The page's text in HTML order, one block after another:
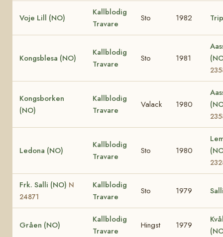
Voje Lill (NO)
Kallblodig
Travare
Sto 1982
Kongsblesa (NO)
Kallblodig
Travare
Sto 1981
Kongsborken
(NO)
Kallblodig
Travare
Valack 1980
Ledona (NO)
Kallblodig
Travare
Sto 1980
Frk. Salli (NO) N
24871
Kallblodig
Travare
Sto 1979
Gråen (NO)
Kallblodig
Travare
Hingst 1979